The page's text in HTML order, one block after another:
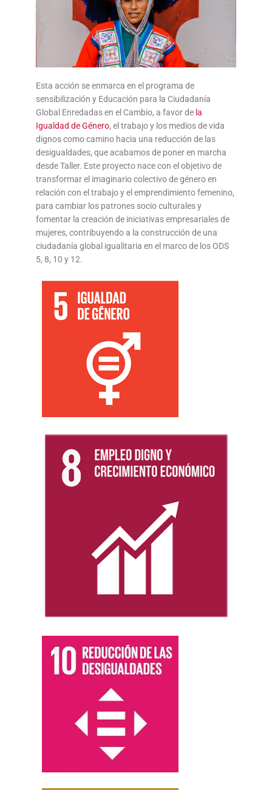
Esta acción se enmarca en el programa de
sensibilización y Educación para la Ciudadanía
Global Enredadas en el Cambio, a favor de la
Igualdad de Género, el trabajo y los medios de vida
dignos como camino hacia una reducción de las
desigualdades, que acabamos de poner en marcha
desde Taller. Este proyecto nace con el objetivo de
transformar el imaginario colectivo de género en
relación con el trabajo y el emprendimiento femenino,
para cambiar los patrones socio culturales y
fomentar la creación de iniciativas empresariales de
mujeres, contribuyendo a la construcción de una
ciudadanía global igualitaria en el marco de los ODS
5, 8, 10 y 12.